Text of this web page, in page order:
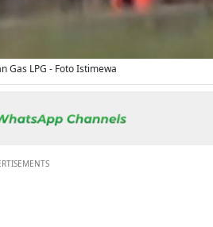
Gas LPG - Foto Istimewa